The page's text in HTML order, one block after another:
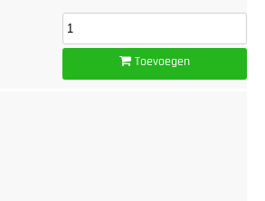
Toevoegen